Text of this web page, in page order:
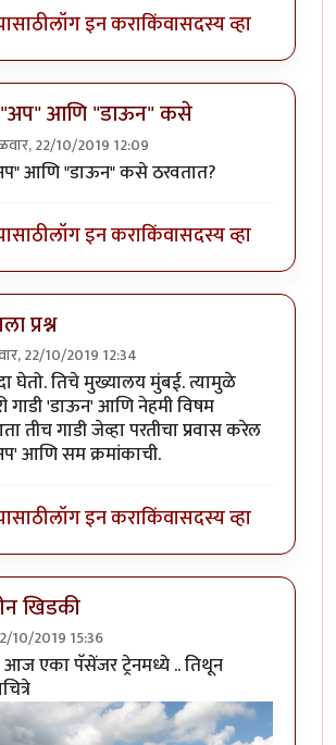
लॉग इन कराकिंवासदस्य व्हा
आणि "डाऊन" कसे
22/10/2019 12:09
आणि "डाऊन" कसे ठरवतात?
लॉग इन कराकिंवासदस्य व्हा
प्रश्न
22/10/2019 12:34
घेतो. तिचे मुख्यालय मुंबई. त्यामुळे
गाडी 'डाऊन' आणि नेहमी विषम
तीच गाडी जेव्हा परतीचा प्रवास करेल
आणि सम क्रमांकाची.
लॉग इन कराकिंवासदस्य व्हा
खिडकी
10/2019 15:36
आज एका पॅसेंजर ट्रेनमध्ये .. तिथून